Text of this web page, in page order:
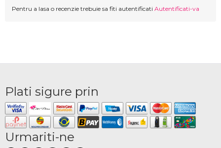
Pentru a lasa o recenzie trebuie sa fiti autentificati Autentificati-va
Plati sigure prin
Urmariti-ne